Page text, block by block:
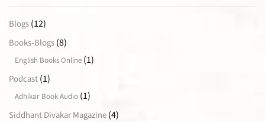
Blogs (12)
Books-Blogs (8)
English Books Online (1)
Podcast (1)
Adhikar Book Audio (1)
Siddhant Divakar Magazine (4)